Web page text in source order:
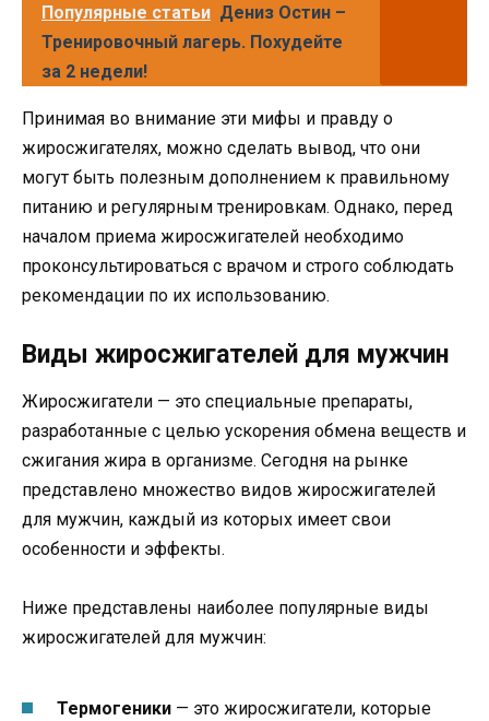
Популярные статьи Дениз Остин –
Тренировочный лагерь. Похудейте
за 2 недели!
Принимая во внимание эти мифы и правду о
жиросжигателях, можно сделать вывод, что они
могут быть полезным дополнением к правильному
питанию и регулярным тренировкам. Однако, перед
началом приема жиросжигателей необходимо
проконсультироваться с врачом и строго соблюдать
рекомендации по их использованию.
Виды жиросжигателей для мужчин
Жиросжигатели — это специальные препараты,
разработанные с целью ускорения обмена веществ и
сжигания жира в организме. Сегодня на рынке
представлено множество видов жиросжигателей
для мужчин, каждый из которых имеет свои
особенности и эффекты.
Ниже представлены наиболее популярные виды
жиросжигателей для мужчин:
Термогеники — это жиросжигатели, которые